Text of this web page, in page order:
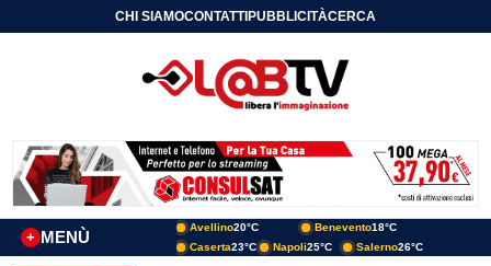
CHI SIAMOCONTATTIPUBBLICITÀCERCA
MENÙ
+
Avellino20°C Benevento18°C
Caserta23°C Napoli25°C Salerno26°C